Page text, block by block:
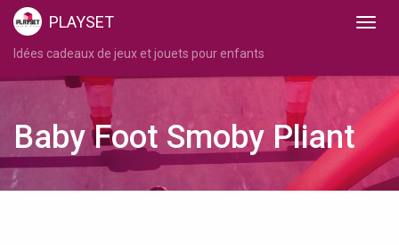
PLAYSET
Idées cadeaux de jeux et jouets pour enfants
Baby Foot Smoby Pliant